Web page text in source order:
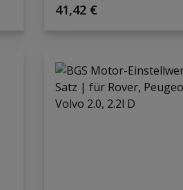
Regulärer Preis:
41,42 €